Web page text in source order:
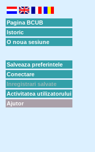
Pagina BCUB
Istoric
O noua sesiune
Salveaza preferintele
Conectare
Inregistrari salvate
Activitatea utilizatorului
Ajutor